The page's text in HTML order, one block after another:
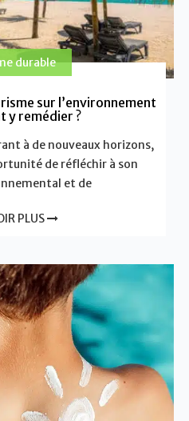
durable
sur l’environnement
y remédier ?
à de nouveaux horizons,
de réfléchir à son
et de
PLUS